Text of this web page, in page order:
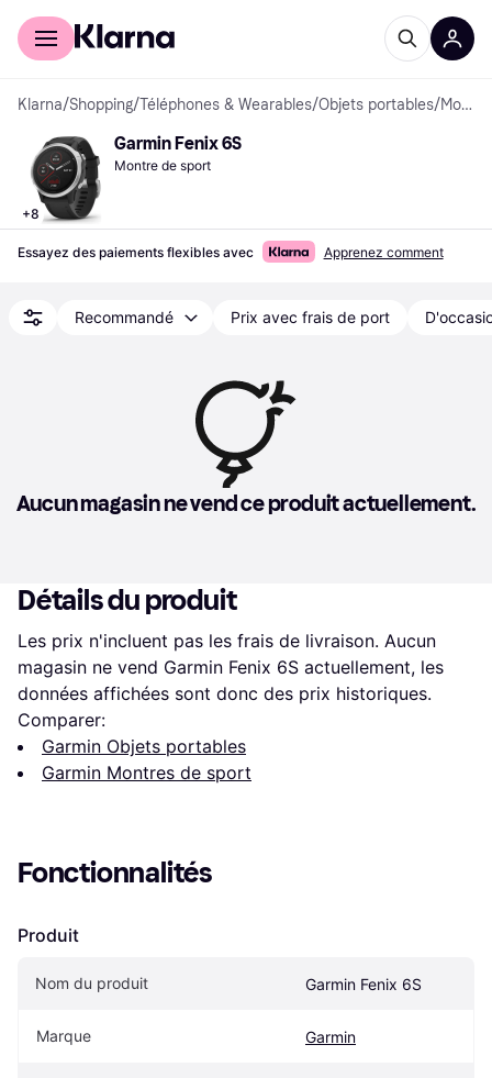
Acheter avec Klarna
Klarna/Shopping/Téléphones & Wearables/Objets portables/ Montres de sport
+8
Garmin Fenix 6S
Montre de sport
Essayez des paiements flexibles avec Apprenez comment
Recommandé Prix avec frais de port
Aucun magasin ne vend ce produit actuellement.
Détails du produit
Les prix n'incluent pas les frais de livraison. Aucun
magasin ne vend Garmin Fenix 6S actuellement, les
données affichées sont donc des prix historiques.
Comparer:
Garmin Objets portables
Garmin Montres de sport
Fonctionnalités
Produit
Nom du produit Garmin Fenix 6S
Marque Garmin